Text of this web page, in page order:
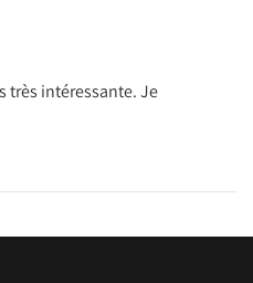
très intéressante. Je